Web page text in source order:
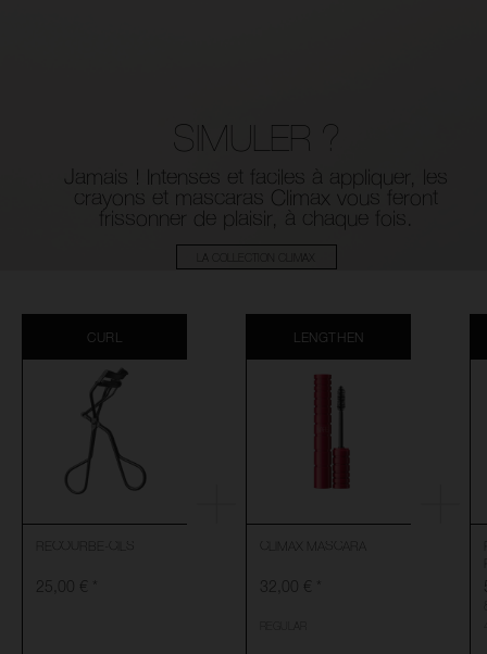
SIMULER ?
Jamais ! Intenses et faciles à appliquer,
les
crayons et mascaras Climax vous feront
frissonner de plaisir, à chaque fois.
CURL
RECOURBE-CILS
25,00 € *
LENGTHEN
CLIMAX MASCARA
32,00 € *